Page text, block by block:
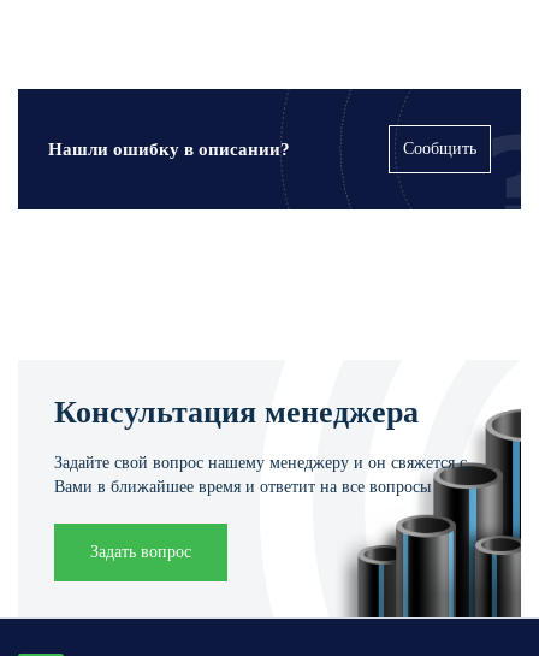
Нашли ошибку в описании? Сообщить
Консультация менеджера
Задайте свой вопрос нашему менеджеру и он свяжется с
Вами в ближайшее время и ответит на все вопросы
Задать вопрос